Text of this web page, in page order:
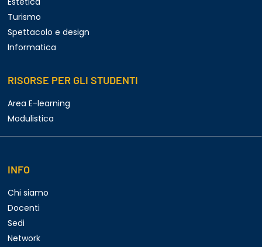
Turismo
Spettacolo e design
Informatica
RISORSE PER GLI STUDENTI
Area E-learning
Modulistica
INFO
Chi siamo
Docenti
Sedi
Network